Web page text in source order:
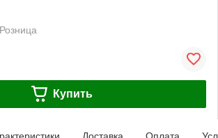
Розница
Купить
Доставка Оплата